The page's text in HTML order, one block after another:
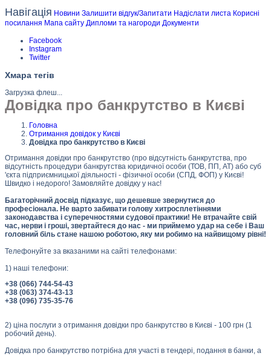
Навігація Новини Залишити відгук/Запитати Надіслати листа Корисні
посилання Мапа сайту Дипломи та нагороди Документи
Facebook
Instagram
Twitter
Хмара тегів
Загрузка флеш...
Довідка про банкрутство в Києві
Головна
Отримання довідок у Києві
Довідка про банкрутство в Києві
Отримання довідки про банкрутство (про відсутність банкрутства, про
відсутність процедури банкрутства юридичної особи (ТОВ, ПП, АТ) або суб
'єкта підприємницької діяльності - фізичної особи (СПД, ФОП) у Києві!
Швидко і недорого! Замовляйте довідку у нас!
Багаторічний досвід підказує, що дешевше звернутися до
професіонала. Не варто забивати голову хитросплетіннями
законодавства і суперечностями судової практики! Не втрачайте свій
час, нерви і гроші, звертайтеся до нас - ми приймемо удар на себе і Ваш
головний біль стане нашою роботою, яку ми робимо на найвищому рівні!
Телефонуйте за вказаними на сайті телефонами:
1) наші телефони:
+38 (066) 744-54-43
+38 (063) 374-43-13
+38 (096) 735-35-76
2) ціна послуги з отримання довідки про банкрутство в Києві - 100 грн (1
робочий день).
Довідка про банкрутство потрібна для участі в тендері, подання в банки, а